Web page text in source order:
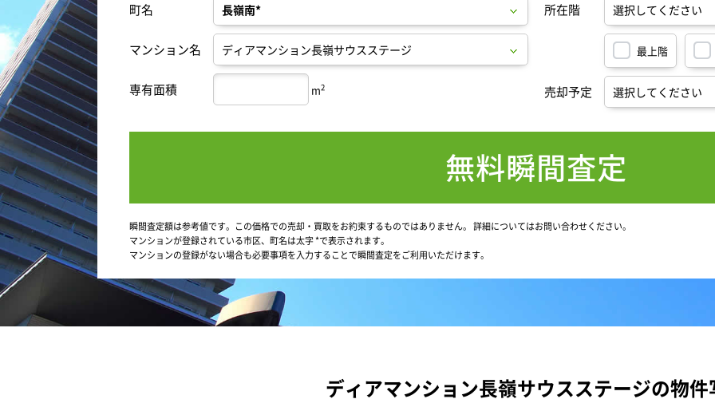
町名
マンション名
専有面積 m2
所在階
最上階
売却予定
無料瞬間査定
瞬間査定額は参考値です。この価格での売却・買取をお約束するものではありません。 詳細についてはお問い合わせください。
マンションが登録されている市区、町名は太字 *で表示されます。
マンションの登録がない場合も必要事項を入力することで瞬間査定をご利用いただけます。
ディアマンション長嶺サウスステージの物件